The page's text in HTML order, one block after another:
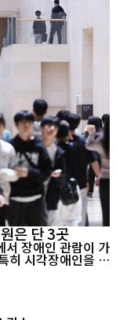
은 단 3곳
서 장애인 관람이 가
히 시각장애인을 위
람 지원은 여전히
및 소속관 장애인
한 ...